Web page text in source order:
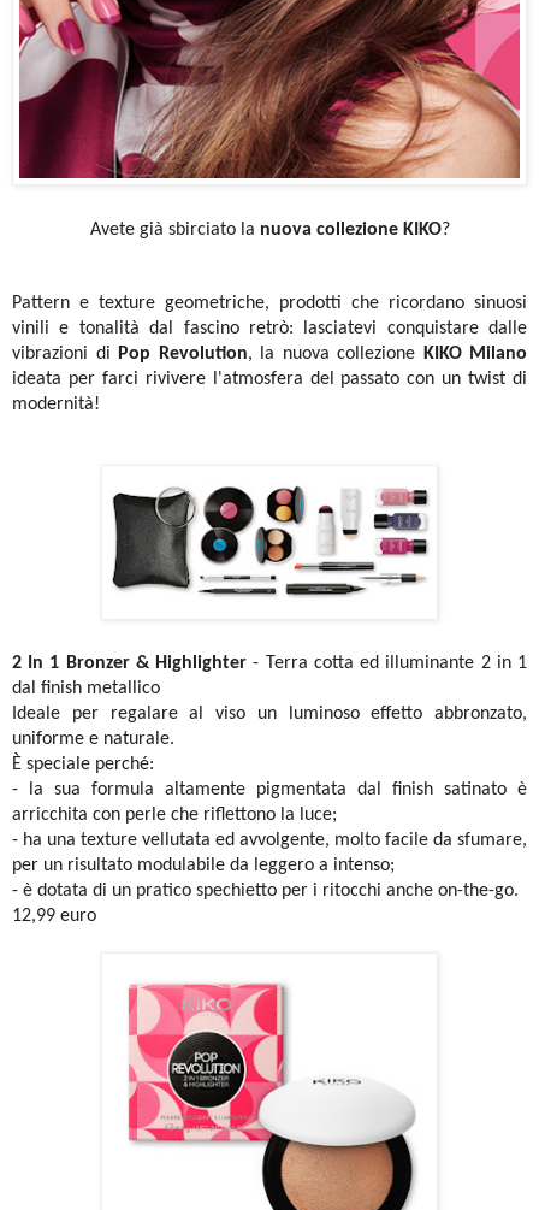
Avete già sbirciato la nuova collezione KIKO?
Pattern e texture geometriche, prodotti che ricordano sinuosi
vinili e tonalità dal fascino retrò: lasciatevi conquistare dalle
vibrazioni di
Pop Revolution, la nuova collezione KIKO Milano
ideata per farci rivivere l'atmosfera del passato con un twist di
modernità!
2 In 1 Bronzer & Highlighter - Terra cotta ed illuminante 2 in 1
dal finish metallico
Ideale per regalare al viso un luminoso effetto abbronzato,
uniforme e naturale.
È speciale perché:
- la sua formula altamente pigmentata dal finish satinato è
arricchita con perle che riflettono la luce;
- ha una texture vellutata ed avvolgente, molto facile da sfumare,
per un risultato modulabile da leggero a intenso;
- è dotata di un pratico spechietto per i ritocchi anche on-the-go.
12,99 euro